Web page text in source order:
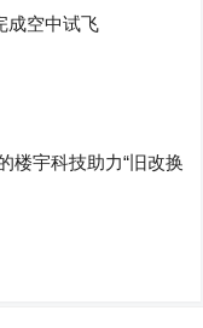
成空中试飞
楼宇科技助力“旧改换